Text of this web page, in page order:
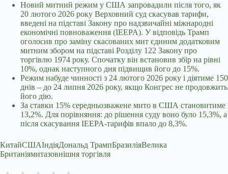
Новий митний режим у США запровадили після того, як
20 лютого 2026 року Верховний суд скасував тарифи,
введені на підставі Закону про надзвичайні міжнародні
економічні повноваження (IEEPA). У відповідь Трамп
оголосив про заміну скасованих мит єдиним додатковим
митним збором на підставі Розділу 122 Закону про
торгівлю 1974 року. Спочатку він встановив збір на рівні
10%, однак наступного дня підвищив його до 15%.
Режим набуде чинності з 24 лютого 2026 року і діятиме 150
днів – до 24 липня 2026 року, якщо Конгрес не продовжить
його дію.
За ставки 15% середньозважене мито в США становитиме
13,2%. Для порівняння: до рішення суду воно було 15,3%, а
після скасування IEEPA-тарифів впало до 8,3%.
КитайСШАІндіяДональд ТрампБразиліяВелика
Британіямитазовнішня торгівля